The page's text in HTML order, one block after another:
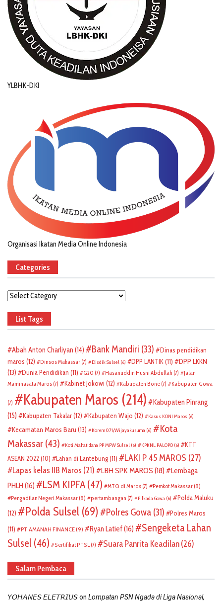
YLBHK-DKI
Organisasi Ikatan Media Online Indonesia
Categories
Categories
List Tags
Abah Anton Charliyan (14) Bank Mandiri (33)
Dinas pendidikan
maros (12) Dinsos Makassar (7) Disdik Sulsel (6) DPP LANTIK(11)
DPP LKKN
(13)
Dunia Pendidikan (11) G20 (7) Hasanuddin Husni Abdullah (7)
Jalan
Maminasata Maros (7) Kabinet Jokowi (12) Kabupaten Bone (7) Kabupaten Gowa
(7) Kabupaten Maros (214)
Kabupaten Pinrang
(15)
Kabupaten Takalar(12) Kabupaten Wajo (12) Kasus KONI Maros (6)
Kecamatan Maros Baru (13) Korem 071/Wijayakusuma (6)
Kota
Makassar (43) Koti Mahatidana PP MPW Sulsel (6) KPKNL PALOPO (6)
KTT
ASEAN 2022 (10) Lahan di Lantebung(11) LAKI P 45 MAROS (27)
Lapas kelas IIB Maros (21) LBH SPK MAROS (18)
Lembaga
PHLH (16) LSM KIPFA (47) MTQ di Maros (7) Pemkot Makassar (8)
Pengadilan Negeri Makassar (8) pertambangan (7) Pilkada Gowa (6)
Polda Maluku
(12)
Polda Sulsel (69) Polres Gowa (31)
Polres Maros
(11)
PT AMANAH FINANCE(9) Ryan Latief(16)
Sengeketa Lahan
Sulsel (46) Sertifikat PTSL (7) Suara Panrita Keadilan(26)
Salam Pembaca
𝘠𝘖𝘏𝘈𝘕𝘌𝘚 𝘌𝘓𝘌𝘛𝘙𝘐𝘜𝘚on Lompatan PSN Ngada di Liga Nasional,